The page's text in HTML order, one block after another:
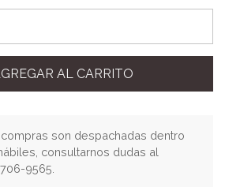
AL CARRITO
son despachadas dentro
consultarnos dudas al
9565.